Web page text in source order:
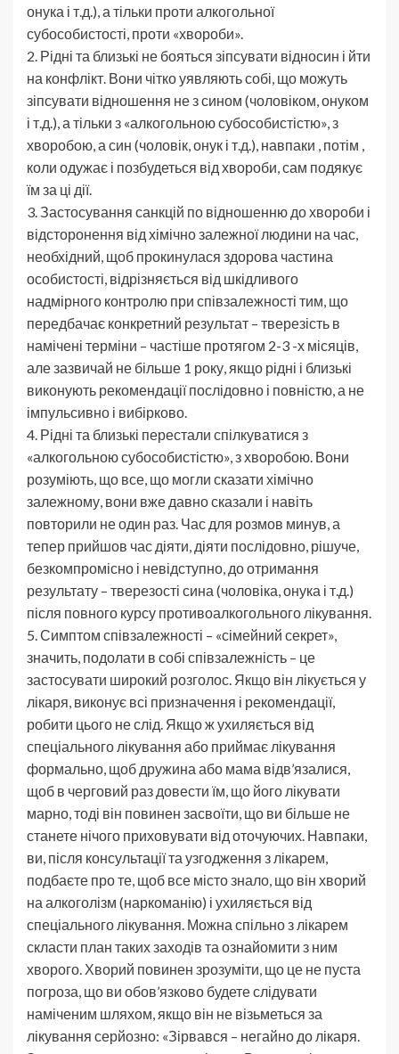
онука і т.д.), а тільки проти алкогольної
субособистості, проти «хвороби».
2. Рідні та близькі не бояться зіпсувати відносин і йти
на конфлікт. Вони чітко уявляють собі, що можуть
зіпсувати відношення не з сином (чоловіком, онуком
і т.д.), а тільки з «алкогольною субособистістю», з
хворобою, а син (чоловік, онук і т.д.), навпаки , потім ,
коли одужає і позбудеться від хвороби, сам подякує
їм за ці дії.
3. Застосування санкцій по відношенню до хвороби і
відсторонення від хімічно залежної людини на час,
необхідний, щоб прокинулася здорова частина
особистості, відрізняється від шкідливого
надмірного контролю при співзалежності тим, що
передбачає конкретний результат – тверезість в
намічені терміни – частіше протягом 2-3 -х місяців,
але зазвичай не більше 1 року, якщо рідні і близькі
виконують рекомендації послідовно і повністю, а не
імпульсивно і вибірково.
4. Рідні та близькі перестали спілкуватися з
«алкогольною субособистістю», з хворобою. Вони
розуміють, що все, що могли сказати хімічно
залежному, вони вже давно сказали і навіть
повторили не один раз. Час для розмов минув, а
тепер прийшов час діяти, діяти послідовно, рішуче,
безкомпромісно і невідступно, до отримання
результату – тверезості сина (чоловіка, онука і т.д.)
після повного курсу противоалкогольного лікування.
5. Симптом співзалежності – «сімейний секрет»,
значить, подолати в собі співзалежність – це
застосувати широкий розголос. Якщо він лікується у
лікаря, виконує всі призначення і рекомендації,
робити цього не слід. Якщо ж ухиляється від
спеціального лікування або приймає лікування
формально, щоб дружина або мама відв’язалися,
щоб в черговий раз довести їм, що його лікувати
марно, тоді він повинен засвоїти, що ви більше не
станете нічого приховувати від оточуючих. Навпаки,
ви, після консультації та узгодження з лікарем,
подбаєте про те, щоб все місто знало, що він хворий
на алкоголізм (наркоманію) і ухиляється від
спеціального лікування. Можна спільно з лікарем
скласти план таких заходів та ознайомити з ним
хворого. Хворий повинен зрозуміти, що це не пуста
погроза, що ви обов’язково будете слідувати
наміченим шляхом, якщо він не візьметься за
лікування серйозно: «Зірвався – негайно до лікаря.